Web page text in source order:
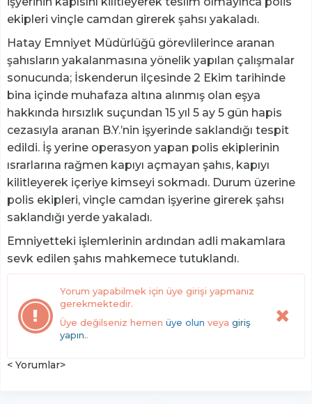
ekipleri vinçle camdan girerek şahsı yakaladı.
Hatay Emniyet Müdürlüğü görevlilerince aranan
şahısların yakalanmasına yönelik yapılan çalışmalar
sonucunda; İskenderun ilçesinde 2 Ekim tarihinde
bina içinde muhafaza altına alınmış olan eşya
hakkında hırsızlık suçundan 15 yıl 5 ay 5 gün hapis
cezasıyla aranan B.Y.’nin işyerinde saklandığı tespit
edildi. İş yerine operasyon yapan polis ekiplerinin
ısrarlarına rağmen kapıyı açmayan şahıs, kapıyı
kilitleyerek içeriye kimseyi sokmadı. Durum üzerine
polis ekipleri, vinçle camdan işyerine girerek şahsı
saklandığı yerde yakaladı.
Emniyetteki işlemlerinin ardından adli makamlara
sevk edilen şahıs mahkemece tutuklandı.
Yorum yapabilmek için üye girişi yapmanız
gerekmektedir.
Üye değilseniz hemen üye olun veya giriş
yapın..
< Yorumlar>